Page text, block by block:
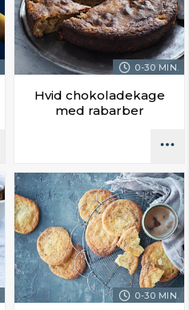
0-30 MIN.
Hvid chokoladekage
med rabarber
0-30 MIN.